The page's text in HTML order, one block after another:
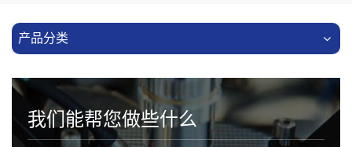
产品分类
我们能帮您做些什么